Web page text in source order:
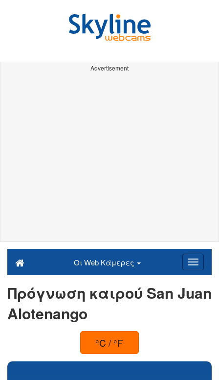
Advertisement
Οι Web Κάμερες
Πρόγνωση καιρού San Juan
Alotenango
°C / °F